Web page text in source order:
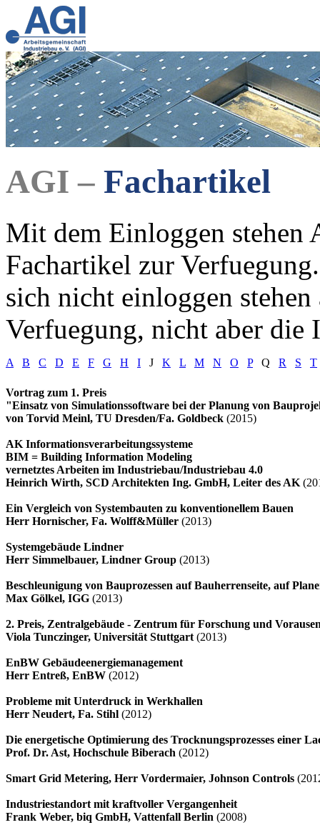
AGI – Fachartikel
Mit dem Einloggen
Fachartikel zur
sich nicht einloggen
Verfuegung, nicht aber die
A B C D E F G H I J K L M N O PQ R S T
Vortrag zum 1. Preis
"Einsatz von Simulationssoftware bei der Planung von
von Torvid Meinl, TU Dresden/Fa. Goldbeck (2015)
AK Informationsverarbeitungssysteme
BIM = Building Information Modeling
vernetztes Arbeiten im Industriebau/Industriebau 4.0
Heinrich Wirth, SCD Architekten Ing. GmbH, Leiter des AK
Ein Vergleich von Systembauten zu konventionellem Bauen
Herr Hornischer, Fa. Wolff&Müller (2013)
Systemgebäude Lindner
Herr Simmelbauer, Lindner Group (2013)
Beschleunigung von Bauprozessen auf Bauherrenseite, auf
Max Gölkel, IGG (2013)
2. Preis, Zentralgebäude - Zentrum für Forschung und
Viola Tunczinger, Universität Stuttgart (2013)
EnBW Gebäudeenergiemanagement
Herr Entreß, EnBW (2012)
Probleme mit Unterdruck in Werkhallen
Herr Neudert, Fa. Stihl (2012)
Die energetische Optimierung des Trocknungsprozesses einer
Prof. Dr. Ast, Hochschule Biberach (2012)
Smart Grid Metering, Herr Vordermaier, Johnson Controls
Industriestandort mit kraftvoller Vergangenheit
Frank Weber, biq GmbH, Vattenfall Berlin (2008)